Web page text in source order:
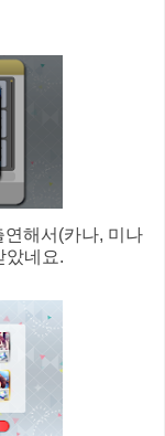
해서(카나, 미나
았네요.